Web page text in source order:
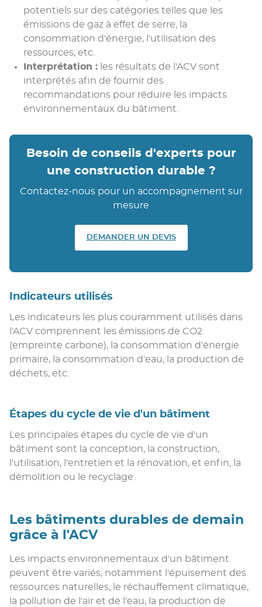
potentiels sur des catégories telles que les
émissions de gaz à effet de serre, la
consommation d'énergie, l'utilisation des
ressources, etc.
Interprétation : les résultats de l'ACV sont
interprétés afin de fournir des
recommandations pour réduire les impacts
environnementaux du bâtiment.
Besoin de conseils d'experts pour
une construction durable ?
Contactez-nous pour un accompagnement sur
mesure
DEMANDER UN DEVIS
Indicateurs utilisés
Les indicateurs les plus couramment utilisés dans
l'ACV comprennent les émissions de CO2
(empreinte carbone), la consommation d'énergie
primaire, la consommation d'eau, la production de
déchets, etc.
Étapes du cycle de vie d'un bâtiment
Les principales étapes du cycle de vie d'un
bâtiment sont la conception, la construction,
l'utilisation, l'entretien et la rénovation, et enfin, la
démolition ou le recyclage.
Les bâtiments durables de demain
grâce à l'ACV
Les impacts environnementaux d'un bâtiment
peuvent être variés, notamment l'épuisement des
ressources naturelles, le réchauffement climatique,
la pollution de l'air et de l'eau, la production de